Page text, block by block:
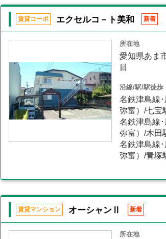
賃貸コーポ エクセルコ－ト美和 新着
所在地
愛知県あま
目
沿線/駅/駅徒歩
名鉄津島線
弥富）/七宝
名鉄津島線
弥富）/木田
名鉄津島線
弥富）/青塚
賃貸マンション オーシャンⅡ 新着
所在地